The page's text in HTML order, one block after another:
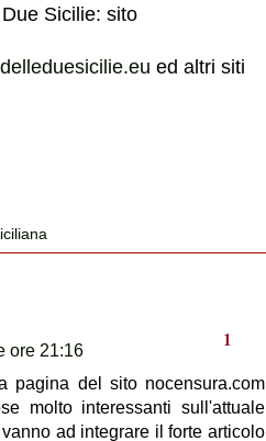
Sicilie: sito
ed altri siti
ore 21:16
pagina del sito nocensura.com
molto interessanti sull'attuale
ad integrare il forte articolo